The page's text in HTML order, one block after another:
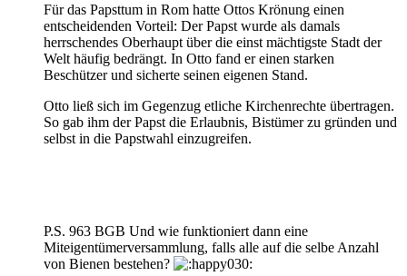
Für das Papsttum in Rom hatte Ottos Krönung einen
entscheidenden Vorteil: Der Papst wurde als damals
herrschendes Oberhaupt über die einst mächtigste Stadt der
Welt häufig bedrängt. In Otto fand er einen starken
Beschützer und sicherte seinen eigenen Stand.
Otto ließ sich im Gegenzug etliche Kirchenrechte übertragen.
So gab ihm der Papst die Erlaubnis, Bistümer zu gründen und
selbst in die Papstwahl einzugreifen.
P.S. 963 BGB Und wie funktioniert dann eine
Miteigentümerversammlung, falls alle auf die selbe Anzahl
von Bienen bestehen?